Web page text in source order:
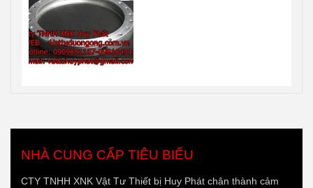
NHÀ CUNG CẤP TIÊU BIỂU
CTY TNHH XNK Vật Tư Thiết bị Huy Phát chân thành cảm